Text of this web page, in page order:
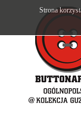
Strona